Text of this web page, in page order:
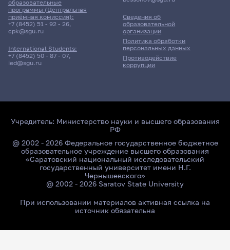
образовательные
программы (Центральная
приёмная комиссия):
+7 (8452) 51 - 92 - 26,
cpk@sgu.ru
International Students:
+7 (8452) 50 - 87 - 07,
ied@sgu.ru
Сведения об
образовательной
организации
Политика обработки
персональных данных
Противодействие
коррупции
Учредитель: Министерство науки и высшего образования
РФ
@ 2002 - 2026 Федеральное государственное бюджетное
образовательное учреждение высшего образования
«Саратовский национальный исследовательский
государственный университет имени Н.Г.
Чернышевского»
@ 2002 - 2026 Saratov State University
При использовании материалов активная ссылка на
источник обязательна